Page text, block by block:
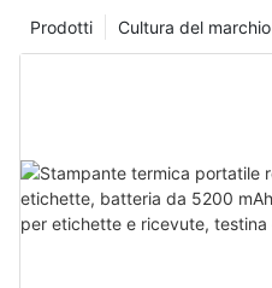
Cultura del marchio
Prodotti